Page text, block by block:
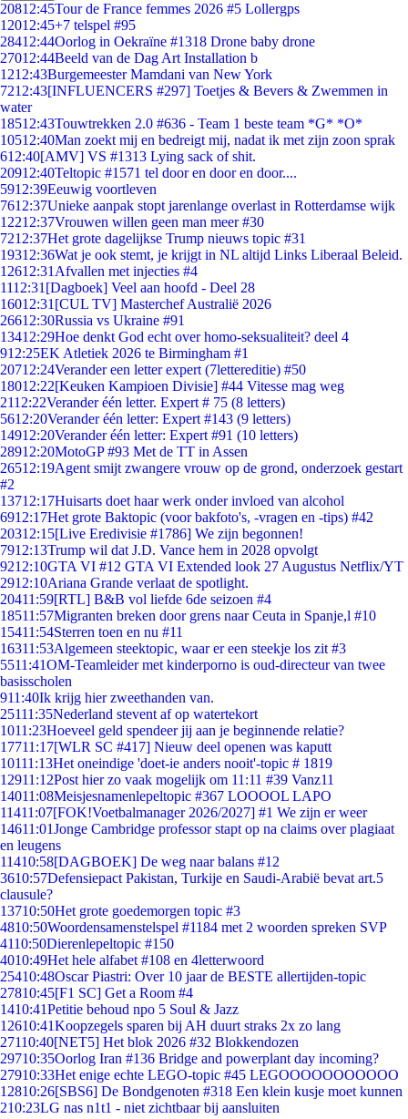
20812:45Tour de France femmes 2026 #5 Lollergps
12012:45+7 telspel #95
28412:44Oorlog in Oekraïne #1318 Drone baby drone
27012:44Beeld van de Dag Art Installation b
1212:43Burgemeester Mamdani van New York
7212:43[INFLUENCERS #297] Toetjes & Bevers & Zwemmen in
water
18512:43Touwtrekken 2.0 #636 - Team 1 beste team *G* *O*
10512:40Man zoekt mij en bedreigt mij, nadat ik met zijn zoon sprak
612:40[AMV] VS #1313 Lying sack of shit.
20912:40Teltopic #1571 tel door en door en door....
5912:39Eeuwig voortleven
7612:37Unieke aanpak stopt jarenlange overlast in Rotterdamse wijk
12212:37Vrouwen willen geen man meer #30
7212:37Het grote dagelijkse Trump nieuws topic #31
19312:36Wat je ook stemt, je krijgt in NL altijd Links Liberaal Beleid.
12612:31 Afvallen met injecties #4
1112:31 [Dagboek] Veel aan hoofd - Deel 28
16012:31 [CUL TV] Masterchef Australië 2026
26612:30Russia vs Ukraine #91
13412:29Hoe denkt God echt over homo-seksualiteit? deel 4
912:25EK Atletiek 2026 te Birmingham #1
20712:24Verander een letter expert (7lettereditie) #50
18012:22[Keuken Kampioen Divisie] #44 Vitesse mag weg
2112:22Verander één letter. Expert # 75 (8 letters)
5612:20Verander één letter: Expert #143 (9 letters)
14912:20Verander één letter: Expert #91 (10 letters)
28912:20MotoGP #93 Met de TT in Assen
26512:19Agent smijt zwangere vrouw op de grond, onderzoek gestart
#2
13712:17Huisarts doet haar werk onder invloed van alcohol
6912:17Het grote Baktopic (voor bakfoto's, -vragen en -tips) #42
20312:15[Live Eredivisie #1786] We zijn begonnen!
7912:13Trump wil dat J.D. Vance hem in 2028 opvolgt
9212:10GTA VI #12 GTA VI Extended look 27 Augustus Netflix/YT
2912:10Ariana Grande verlaat de spotlight.
20411:59[RTL] B&B vol liefde 6de seizoen #4
18511:57Migranten breken door grens naar Ceuta in Spanje,l #10
15411:54Sterren toen en nu #11
16311:53Algemeen steektopic, waar er een steekje los zit #3
5511:41OM-Teamleider met kinderporno is oud-directeur van twee
basisscholen
911:40Ik krijg hier zweethanden van.
25111:35Nederland stevent af op watertekort
1011:23Hoeveel geld spendeer jij aan je beginnende relatie?
17711:17[WLR SC #417] Nieuw deel openen was kaputt
10111:13Het oneindige 'doet-ie anders nooit'-topic # 1819
12911:12Post hier zo vaak mogelijk om 11:11 #39 Vanz11
14011:08Meisjesnamenlepeltopic #367 LOOOOL LAPO
11411:07[FOK!Voetbalmanager 2026/2027] #1 We zijn er weer
14611:01Jonge Cambridge professor stapt op na claims over plagiaat
en leugens
11410:58[DAGBOEK] De weg naar balans #12
3610:57Defensiepact Pakistan, Turkije en Saudi-Arabië bevat art.5
clausule?
13710:50Het grote goedemorgen topic #3
4810:50Woordensamenstelspel #1184 met 2 woorden spreken SVP
4110:50Dierenlepeltopic #150
4010:49Het hele alfabet #108 en 4letterwoord
25410:48Oscar Piastri: Over 10 jaar de BESTE allertijden-topic
27810:45[F1 SC] Get a Room #4
1410:41Petitie behoud npo 5 Soul & Jazz
12610:41Koopzegels sparen bij AH duurt straks 2x zo lang
27110:40[NET5] Het blok 2026 #32 Blokkendozen
29710:35Oorlog Iran #136 Bridge and powerplant day incoming?
27910:33Het enige echte LEGO-topic #45 LEGOOOOOOOOOOO
12810:26[SBS6] De Bondgenoten #318 Een klein kusje moet kunnen
210:23LG nas n1t1 - niet zichtbaar bij aansluiten